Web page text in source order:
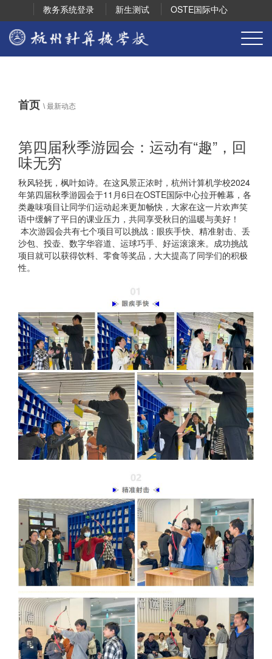
教务系统登录 新生测试 OSTE国际中心
首页 \最新动态
第四届秋季游园会：运动有“趣”，回
味无穷
秋风轻抚，枫叶如诗。在这风景正浓时，杭州计算机学校2024
年第四届秋季游园会于11月6日在OSTE国际中心拉开帷幕，各
类趣味项目让同学们运动起来更加畅快，大家在这一片欢声笑
语中缓解了平日的课业压力，共同享受秋日的温暖与美好！
本次游园会共有七个项目可以挑战：眼疾手快、精准射击、丢
沙包、投壶、数字华容道、运球巧手、好运滚滚来。成功挑战
项目就可以获得饮料、零食等奖品，大大提高了同学们的积极
性。